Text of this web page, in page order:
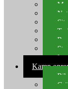
Kamp